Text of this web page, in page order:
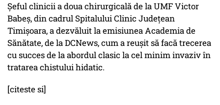
Șeful clinicii a doua chirurgicală de la UMF Victor
Babeș, din cadrul Spitalului Clinic Județean
Timișoara, a dezvăluit la emisiunea Academia de
Sănătate, de la DCNews, cum a reușit să facă trecerea
cu succes de la abordul clasic la cel minim invaziv în
tratarea chistului hidatic.
[citeste si]